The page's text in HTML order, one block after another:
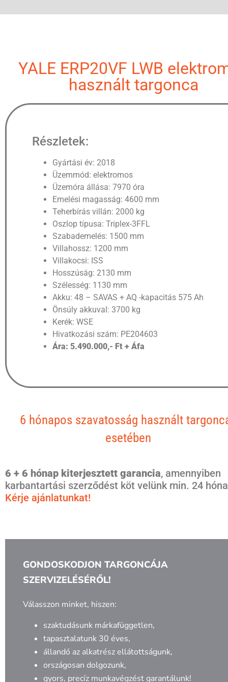
YALE ERP20VF LWB
használt targonca
Részletek:
Gyártási év: 2018
Üzemmód: elektromos
Üzemóra állása: 7970 óra
Emelési magasság: 4600 mm
Teherbírás villán: 2000 kg
Oszlop típusa: Triplex-3FFL
Szabademelés: 1500 mm
Villahossz: 1200 mm
Villakocsi: ISS
Hosszúság: 2130 mm
Szélesség: 1130 mm
Akku: 48 – SAVAS + AQ -kapacitás 575 Ah
Önsúly akkuval: 3700 kg
Kerék: WSE
Hivatkozási szám: PE204603
Ára: 5.490.000,- Ft + Áfa
6 hónapos szavatosság használt
esetében
6 + 6 hónap kiterjesztett garancia, amennyiben
karbantartási szerződést köt velünk min. 24
Kérje ajánlatunkat!
GONDOSKODJON TARGONCÁJA
SZERVIZELÉSÉRŐL!
Válasszon minket, hiszen:
szaktudásunk márkafüggetlen,
tapasztalatunk 30 éves,
állandó az alkatrész ellátottságunk,
országosan dolgozunk,
gyors, precíz munkavégzést garantálunk!